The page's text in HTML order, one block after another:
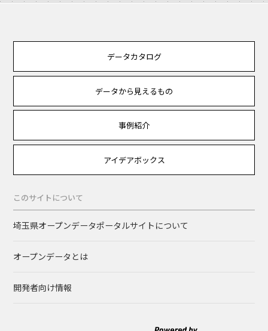
データカタログ
データから見えるもの
事例紹介
アイデアボックス
このサイトについて
埼玉県オープンデータポータルサイトについて
オープンデータとは
開発者向け情報